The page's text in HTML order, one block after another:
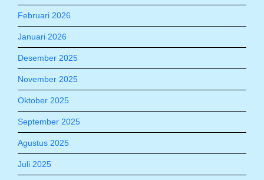
Februari 2026
Januari 2026
Desember 2025
November 2025
Oktober 2025
September 2025
Agustus 2025
Juli 2025